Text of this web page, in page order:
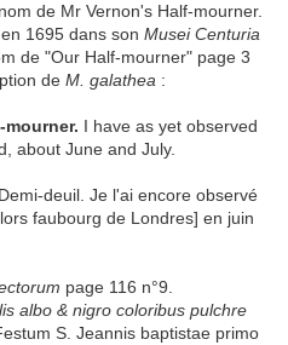
de Mr Vernon's Half-mourner.
1695 dans son Musei Centuria
de "Our Half-mourner" page 3
de M. galathea :
mourner. I have as yet observed
about June and July.
deuil. Je l'ai encore observé
faubourg de Londres] en juin
page 116 n°9.
albo & nigro coloribus pulchre
S. Jeannis baptistae primo